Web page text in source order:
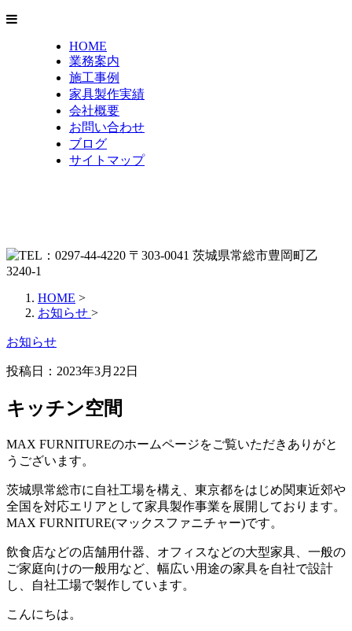
HOME
業務案内
施工事例
家具製作実績
会社概要
お問い合わせ
ブログ
サイトマップ
HOME >
お知らせ >
お知らせ
投稿日： 2023年3月22日
キッチン空間
MAX FURNITUREのホームページをご覧いただきありがと
うございます。
茨城県常総市に自社工場を構え、東京都をはじめ関東近郊や
全国を対応エリアとして家具製作事業を展開しております。
MAX FURNITURE(マックスファニチャー)です。
飲食店などの店舗用什器、オフィスなどの大型家具、一般の
ご家庭向けの一般用など、幅広い用途の家具を自社で設計
し、自社工場で製作しています。
こんにちは。